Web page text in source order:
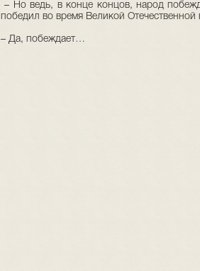
– Но ведь, в конце концов, народ
победил во время Великой Отечественной
– Да, побеждает…